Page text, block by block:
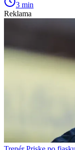
3 min
Reklama